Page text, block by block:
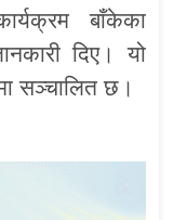
बाँकेका
दिए। यो
सञ्चालित छ।